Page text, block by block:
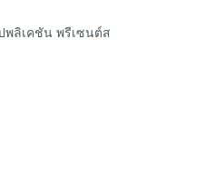
พลิเคชัน พรีเซนต์ส